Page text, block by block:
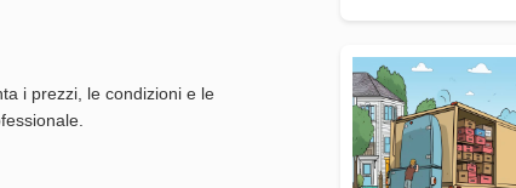
i prezzi, le condizioni e le